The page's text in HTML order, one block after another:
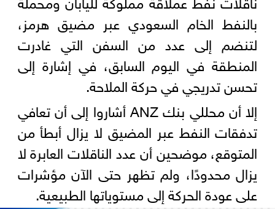
بالنفط الخام السعودي عبر مضيق هرمز،
لتنضم إلى عدد من السفن التي غادرت
المنطقة في اليوم السابق، في إشارة إلى
تحسن تدريجي في حركة الملاحة.
إلا أن محللي بنك ANZ أشاروا إلى أن تعافي
تدفقات النفط عبر المضيق لا يزال أبطأ من
المتوقع، موضحين أن عدد الناقلات العابرة لا
يزال محدودًا، ولم تظهر حتى الآن مؤشرات
على عودة الحركة إلى مستوياتها الطبيعية.